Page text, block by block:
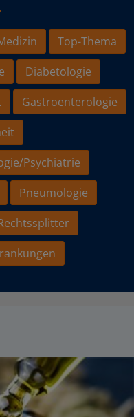
Top-Thema
Diabetologie
Gastroenterologie
Psychiatrie
Pneumologie